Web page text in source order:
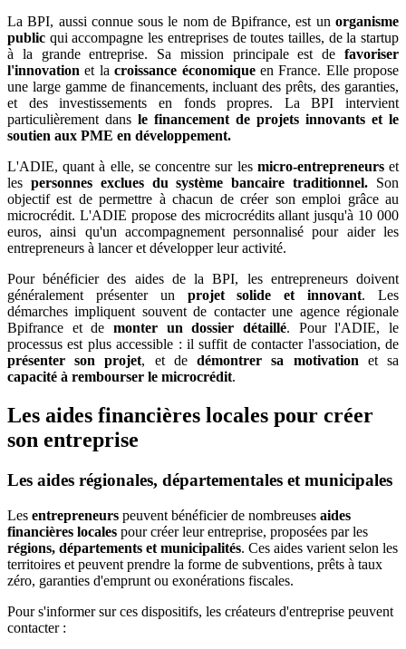
La BPI, aussi connue sous le nom de Bpifrance, est un organisme
public qui accompagne les entreprises de toutes tailles, de la startup
à la grande entreprise. Sa mission principale est de favoriser
l'innovation et lacroissance économiqueen France. Elle propose
une large gamme de financements, incluant des prêts, des garanties,
et des investissements en fonds propres. La BPI intervient
particulièrement dans le financement de projets innovants et le
soutien aux PME en développement.
L'ADIE, quant à elle, se concentre sur les micro-entrepreneurset
les personnes exclues du système bancaire traditionnel. Son
objectif est de permettre à chacun de créer son emploi grâce au
microcrédit. L'ADIE propose des microcrédits allant jusqu'à 10 000
euros, ainsi qu'un accompagnement personnalisé pour aider les
entrepreneurs à lancer et développer leur activité.
Pour bénéficier des aides de la BPI, les entrepreneurs doivent
généralement présenter un projet solide et innovant. Les
démarches impliquent souvent de contacter une agence régionale
Bpifrance et de monter un dossier détaillé. Pour l'ADIE, le
processus est plus accessible : il suffit de contacter l'association, de
présenter son projet, et dedémontrer sa motivationet sa
capacité à rembourser le microcrédit.
Les aides financières locales pour créer
son entreprise
Les aides régionales, départementales et municipales
Les entrepreneurs peuvent bénéficier de nombreuses aides
financières locales pour créer leur entreprise, proposées par les
régions, départements et municipalités. Ces aides varient selon les
territoires et peuvent prendre la forme de subventions, prêts à taux
zéro, garanties d'emprunt ou exonérations fiscales.
Pour s'informer sur ces dispositifs, les créateurs d'entreprise peuvent
contacter :